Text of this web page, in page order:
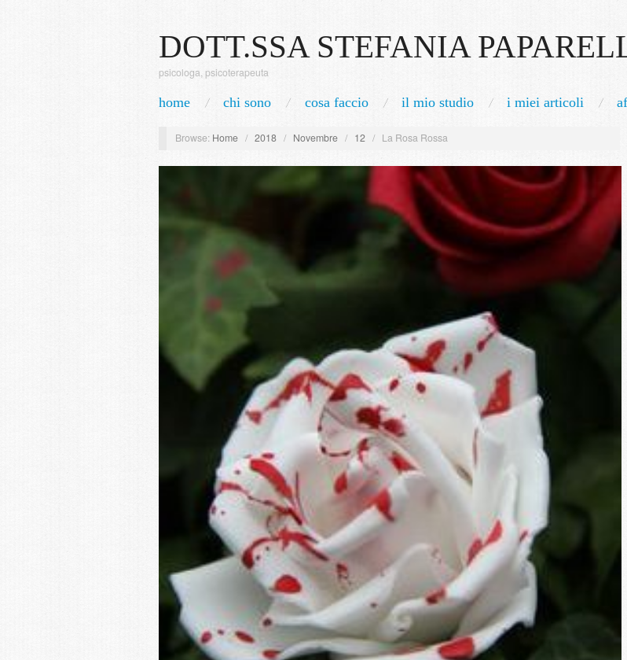
DOTT.SSA STEFANIA
psicologa, psicoterapeuta
home chi sono cosa faccio il mio studio i miei articoli
Browse: Home / 2018 / Novembre / 12 / La Rosa Rossa